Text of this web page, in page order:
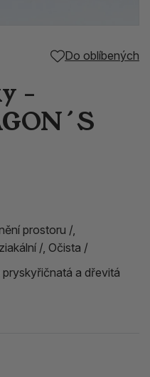
Do oblíbených
-
prostoru /,
/, Očista /
pryskyřičnatá a dřevitá